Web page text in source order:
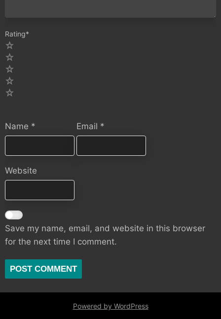
Rating*
Name * Email *
Website
Save my name, email, and website in this browser
for the next time I comment.
Powered by WordPress